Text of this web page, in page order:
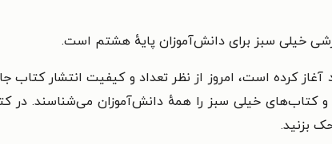
خیلی سبز برای دانش‌آموزان پایهٔ هشتم است.
کرده است، امروز از نظر تعداد و کیفیت انتشار
کتاب‌های خیلی سبز را همهٔ دانش‌آموزان می‌شناسند. در
بزنید.